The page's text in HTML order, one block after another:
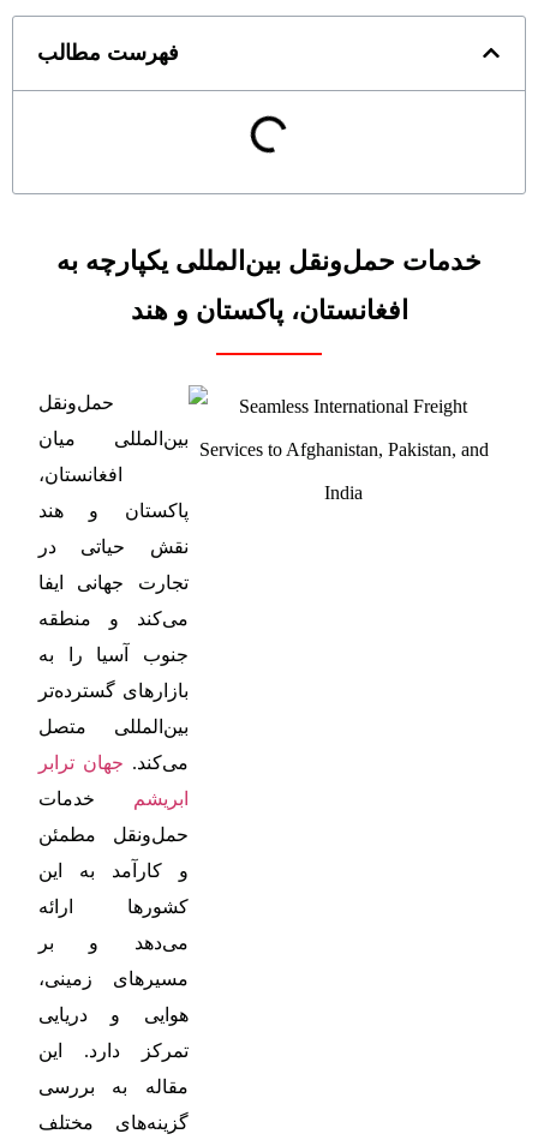
فهرست مطالب
خدمات حمل‌ونقل بین‌المللی یکپارچه به
افغانستان، پاکستان و هند
حمل‌ونقل
بین‌المللی میان
افغانستان،
پاکستان و هند
نقش حیاتی در
تجارت جهانی ایفا
می‌کند و منطقه
جنوب آسیا را به
بازارهای گسترده‌تر
بین‌المللی متصل
می‌کند. جهان ترابر
ابریشم
خدمات
حمل‌ونقل مطمئن
و کارآمد به این
کشورها ارائه
می‌دهد و بر
مسیرهای زمینی،
هوایی و دریایی
تمرکز دارد. این
مقاله به بررسی
گزینه‌های مختلف